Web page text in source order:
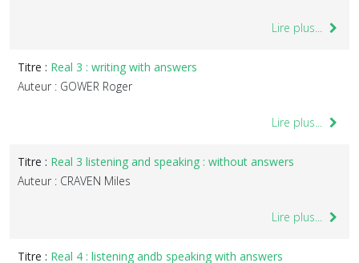
Lire plus...
Titre : Real 3 : writing with answers
Auteur : GOWER Roger
Lire plus...
Titre : Real 3 listening and speaking : without answers
Auteur : CRAVEN Miles
Lire plus...
Titre : Real 4 : listening andb speaking with answers